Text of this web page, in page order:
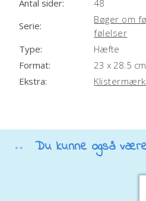
Antal sider:
48
Serie:
Bøger om
følelser
Type:
Hæfte
Format:
23 x 28.5 cm
Ekstra:
Du kunne også